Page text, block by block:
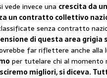
vede invece una crescita da
un contratto collettivo
senza contratto
di questa area grigia
far riflettere anche alla
per tutelare chi al momento
migliori, si diceva.